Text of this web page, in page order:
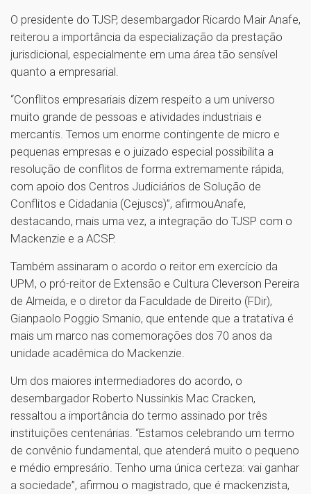
O presidente do TJSP, desembargador Ricardo Mair Anafe,
reiterou a importância da especialização da prestação
jurisdicional, especialmente em uma área tão sensível
quanto a empresarial.
“Conflitos empresariais dizem respeito a um universo
muito grande de pessoas e atividades industriais e
mercantis. Temos um enorme contingente de micro e
pequenas empresas e o juizado especial possibilita a
resolução de conflitos de forma extremamente rápida,
com apoio dos Centros Judiciários de Solução de
Conflitos e Cidadania (Cejuscs)”, afirmouAnafe,
destacando, mais uma vez, a integração do TJSP com o
Mackenzie e a ACSP.
Também assinaram o acordo o reitor em exercício da
UPM, o pró-reitor de Extensão e Cultura Cleverson Pereira
de Almeida, e o diretor da Faculdade de Direito (FDir),
Gianpaolo Poggio Smanio, que entende que a tratativa é
mais um marco nas comemorações dos 70 anos da
unidade acadêmica do Mackenzie.
Um dos maiores intermediadores do acordo, o
desembargador Roberto Nussinkis Mac Cracken,
ressaltou a importância do termo assinado por três
instituições centenárias. “Estamos celebrando um termo
de convênio fundamental, que atenderá muito o pequeno
e médio empresário. Tenho uma única certeza: vai ganhar
a sociedade”, afirmou o magistrado, que é mackenzista,